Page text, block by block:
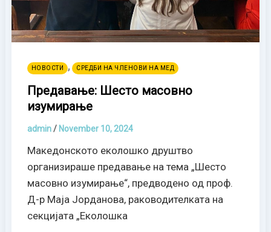
НОВОСТИ , СРЕДБИ НА ЧЛЕНОВИ НА МЕД
Предавање: Шесто масовно
изумирање
admin/ November 10, 2024
Македонското еколошко друштво
организираше предавање на тема „Шесто
масовно изумирање“, предводено од проф.
Д-р Маја Јорданова, раководителката на
секцијата „Еколошка